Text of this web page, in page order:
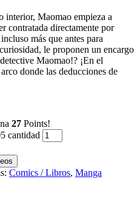
interior, Maomao empieza a
contratada directamente por
más que antes para
le proponen un encargo
Maomao!? ¡En el
donde las deducciones de
27 Points!
cantidad
Comics / Libros, Manga